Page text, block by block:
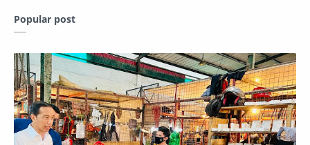
Popular post